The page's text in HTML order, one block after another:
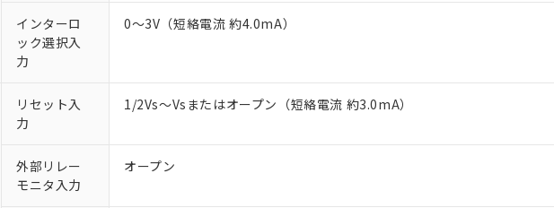
インターロ
ック選択入
力
0～3V（短絡電流 約4.0mA）
リセット入
力
1/2Vs～Vsまたはオープン（短絡電流 約3.0mA）
外部リレー
モニタ入力
オープン
マイパーツ機能（部品リスト作成サービス）をご利用いただくには、I-Webメンバ
ている必要があります。
が、当社の製品・サービスに関するお客様との取引・商談に必要な範囲で利用す
さい。
いる法人を指します。
下記の非含有証明書をダウンロードすることができます。
EU RoHS指令（10物質）の非含有証明書
51物質の非含有証明書（当社基準）
※本証明書は発行日時点で非含有を証明するもので、過去に遡って非含有を証明するも
「ｅ」：有害物質（10物質）のすべてが基準値以下であることを示します。
「10」：通常の使用状況下において有害物質が外部に漏えいし、環境に深刻な影響を及
味します。
合意する キャンセル
機器販売店・当社販売員にご確認ください)